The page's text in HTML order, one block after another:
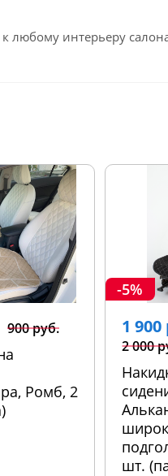
любому интерьеру
900 руб.
Ромб, 2
-5%
1 900
2 000
шт.